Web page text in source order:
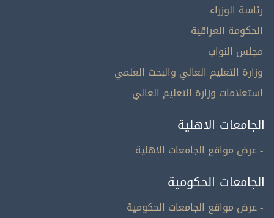
رئاسة الوزراء
الحكومة العراقية
مجلس النواب
وزارة التعليم العالي والبحث العلمي
استعلامات وزارة التعليم العالي
الجامعات الاهلية
- عرض مواقع الجامعات الاهلية
الجامعات الحكومية
- عرض مواقع الجامعات الحكومية